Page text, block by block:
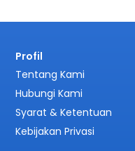
Profil
Tentang Kami
Hubungi Kami
Syarat & Ketentuan
Kebijakan Privasi